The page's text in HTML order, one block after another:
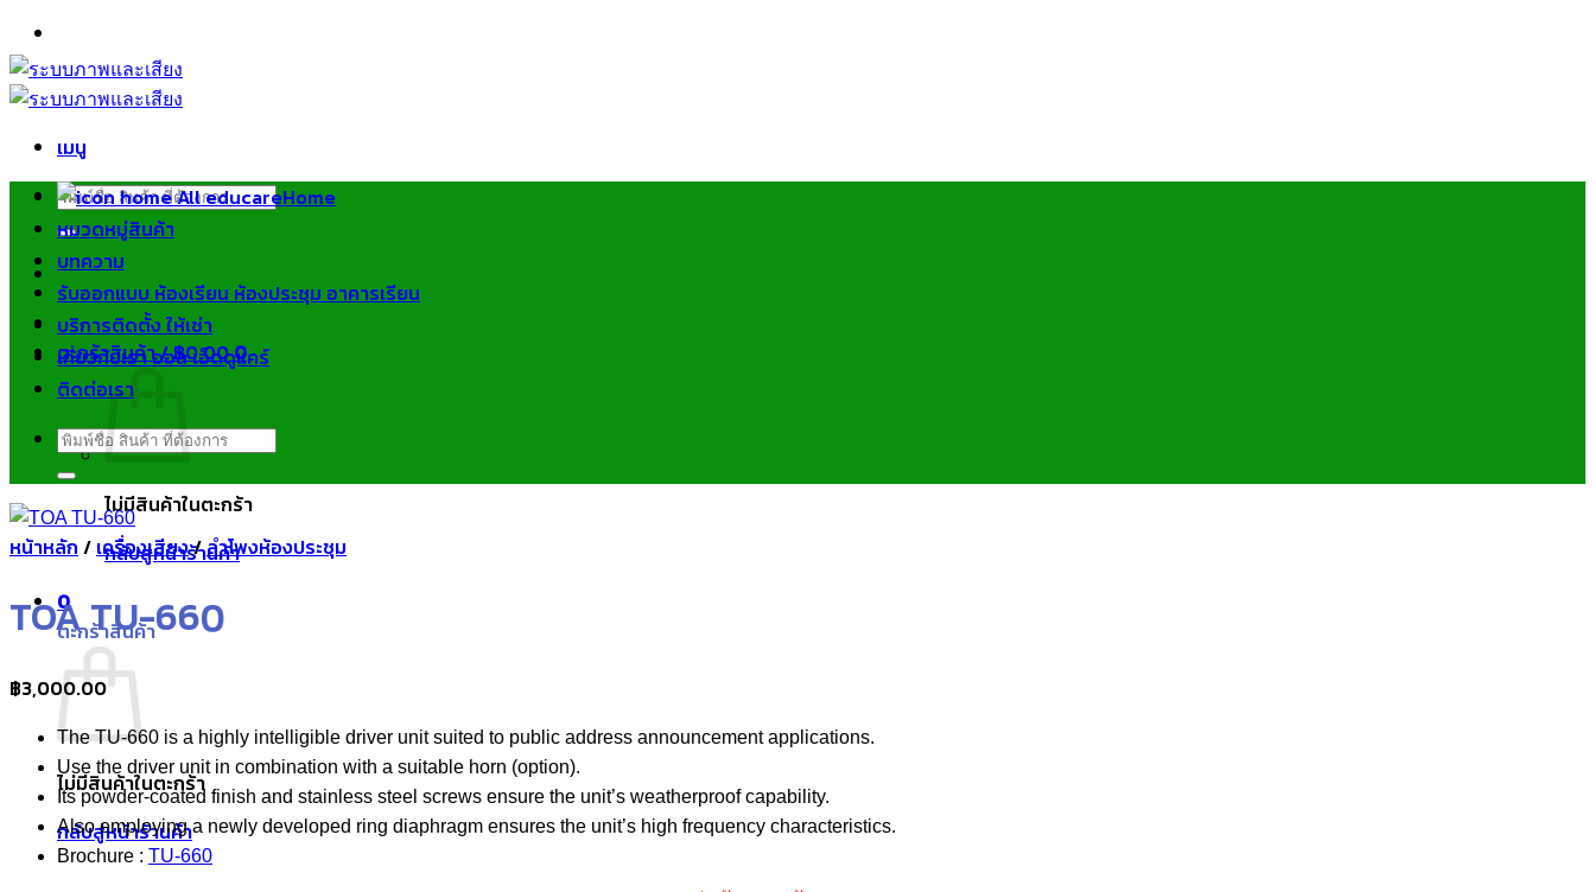
ข้าม
ไป
ยัง
เมนู
ค้นหา:
ตะกร้าสินค้า /฿0.000
ไม่มีสินค้าในตะกร้า
กลับสู่หน้าร้านค้า
0
ตะกร้าสินค้า
ไม่มีสินค้าในตะกร้า
กลับสู่หน้าร้านค้า
Home
หมวดหมู่สินค้า
บทความ
รับออกแบบ ห้องเรียน ห้องประชุม อาคารเรียน
บริการติดตั้ง ให้เช่า
เกี่ยวกับเรา ออล เอ็ดดูแคร์
ติดต่อเรา
ค้นหา:
หน้าหลัก / เครื่องเสียง/ ลำโพงห้องประชุม
TOA TU-660
฿3,000.00
The TU-660 is a highly intelligible driver unit suited to public address announcement applications.
Use the driver unit in combination with a suitable horn (option).
Its powder-coated finish and stainless steel screws ensure the unit’s weatherproof capability.
Also employing a newly developed ring diaphragm ensures the unit’s high frequency characteristics.
Brochure : TU-660